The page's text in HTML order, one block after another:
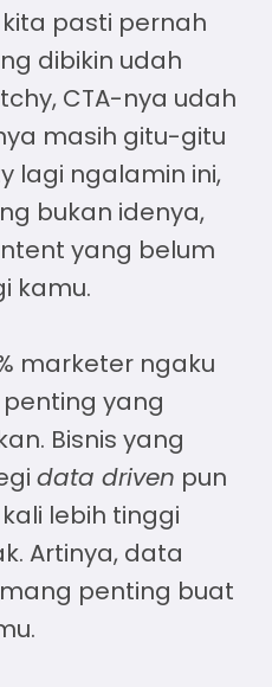
pasti pernah
dibikin udah
CTA-nya udah
masih gitu-gitu
lagi ngalamin ini,
bukan idenya,
yang belum
kamu.
marketer ngaku
yang
Bisnis yang
data driven pun
lebih tinggi
Artinya, data
penting buat